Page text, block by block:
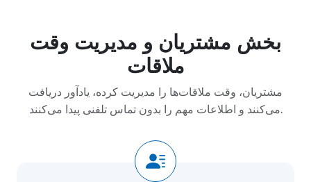
بخش مشتریان و مدیریت وقت
ملاقات
مشتریان، وقت ملاقات‌ها را مدیریت کرده، یادآور دریافت
می‌کنند و اطلاعات مهم را بدون تماس تلفنی پیدا می‌کنند.